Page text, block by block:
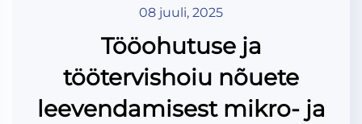
08 juuli, 2025
Tööohutuse ja
töötervishoiu nõuete
leevendamisest mikro- ja